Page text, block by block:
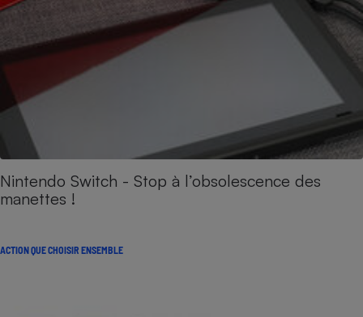
Nintendo Switch - Stop à l’obsolescence des
manettes !
ACTION QUE CHOISIR ENSEMBLE